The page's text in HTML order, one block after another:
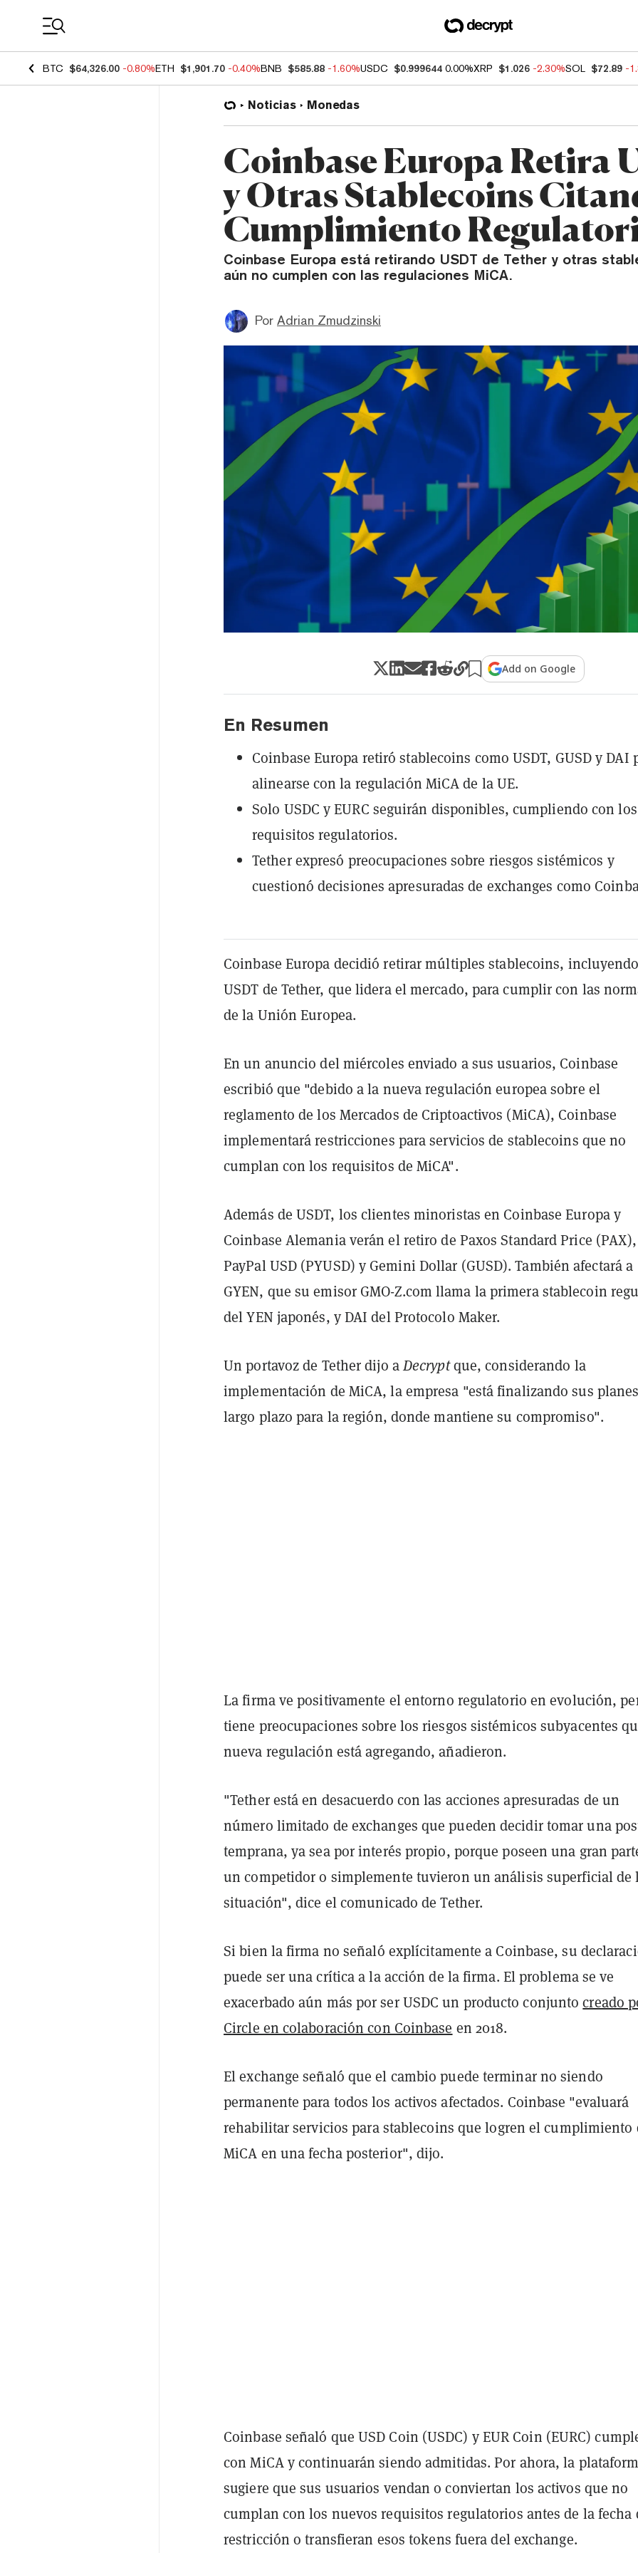
BTC $64,326.00 -0.80%ETH $1,901.70 -0.40%BNB $585.88 -1.60%USDC $0.999644 0.00%XRP $1.026 -2.30%SOL $72.89 -
Noticias Monedas
Coinbase Europa Retira
y Otras Stablecoins
Cumplimiento
Coinbase Europa está retirando USDT de Tether y otras
aún no cumplen con las regulaciones MiCA.
Por Adrian Zmudzinski
Add on Google
En Resumen
Coinbase Europa retiró stablecoins como USDT, GUSD y DAI
alinearse con la regulación MiCA de la UE.
Solo USDC y EURC seguirán disponibles, cumpliendo con los
requisitos regulatorios.
Tether expresó preocupaciones sobre riesgos sistémicos y
cuestionó decisiones apresuradas de exchanges como
Coinbase Europa decidió retirar múltiples stablecoins, incluyendo
USDT de Tether, que lidera el mercado, para cumplir con las
de la Unión Europea.
En un anuncio del miércoles enviado a sus usuarios, Coinbase
escribió que "debido a la nueva regulación europea sobre el
reglamento de los Mercados de Criptoactivos (MiCA), Coinbase
implementará restricciones para servicios de stablecoins que no
cumplan con los requisitos de MiCA".
Además de USDT, los clientes minoristas en Coinbase Europa y
Coinbase Alemania verán el retiro de Paxos Standard Price (PAX),
PayPal USD (PYUSD) y Gemini Dollar (GUSD). También afectará a
GYEN, que su emisor GMO-Z.com llama la primera stablecoin
del YEN japonés, y DAI del Protocolo Maker.
Un portavoz de Tether dijo aDecryptque, considerando la
implementación de MiCA, la empresa "está finalizando sus
largo plazo para la región, donde mantiene su compromiso".
La firma ve positivamente el entorno regulatorio en evolución,
tiene preocupaciones sobre los riesgos sistémicos subyacentes
nueva regulación está agregando, añadieron.
"Tether está en desacuerdo con las acciones apresuradas de un
número limitado de exchanges que pueden decidir tomar una
temprana, ya sea por interés propio, porque poseen una gran
un competidor o simplemente tuvieron un análisis superficial de
situación", dice el comunicado de Tether.
Si bien la firma no señaló explícitamente a Coinbase, su
puede ser una crítica a la acción de la firma. El problema se ve
exacerbado aún más por ser USDC un producto conjuntocreado
Circle en colaboración con Coinbase en 2018.
El exchange señaló que el cambio puede terminar no siendo
permanente para todos los activos afectados. Coinbase "evaluará
rehabilitar servicios para stablecoins que logren el cumplimiento
MiCA en una fecha posterior", dijo.
Coinbase señaló que USD Coin (USDC) y EUR Coin (EURC)
con MiCA y continuarán siendo admitidas. Por ahora, la
sugiere que sus usuarios vendan o conviertan los activos que no
cumplan con los nuevos requisitos regulatorios antes de la fecha
restricción o transfieran esos tokens fuera del exchange.